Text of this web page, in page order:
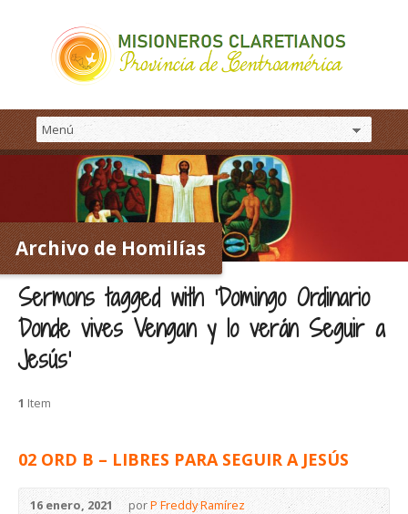
Archivo de Homilías
Sermons tagged with ‘Domingo Ordinario
Donde vives Vengan y lo verán Seguir a
Jesús’
1 Item
02 ORD B – LIBRES PARA SEGUIR A JESÚS
16 enero, 2021 porP Freddy Ramírez